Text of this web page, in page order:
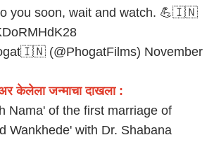
you soon, wait and watch. 💪🇮🇳
(@PhogatFilms) November
केलेला जन्माचा दाखला :
Nama' of the first marriage of
Wankhede' with Dr. Shabana